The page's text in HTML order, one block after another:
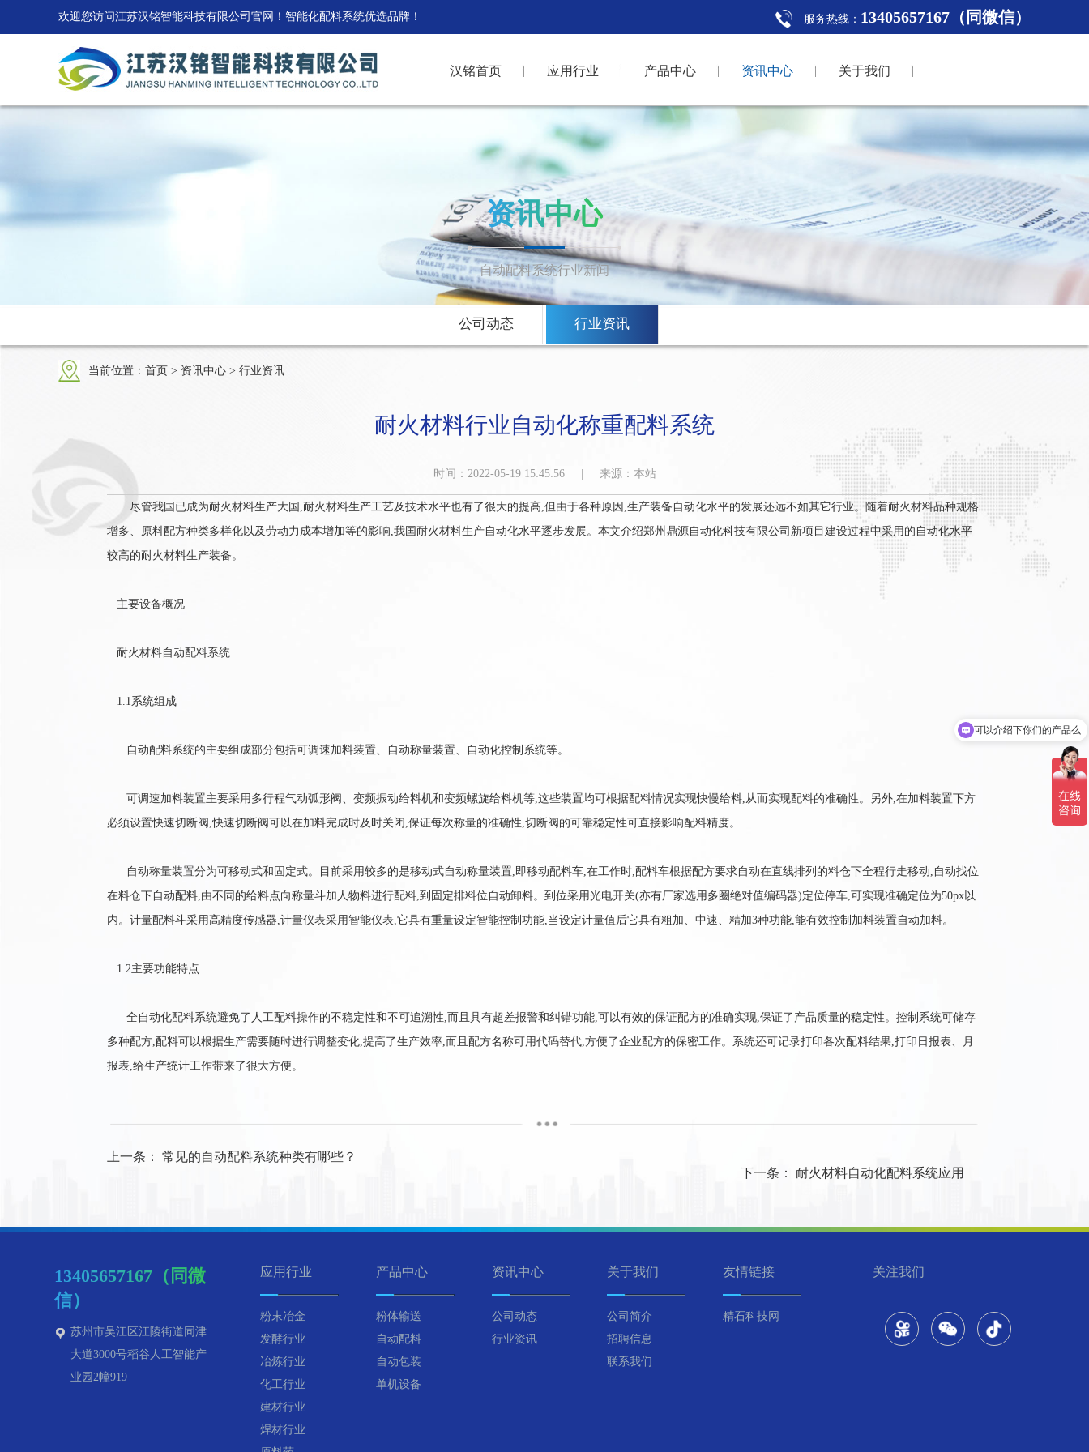
服务热线： 13405657167（同微信）
欢迎您访问江苏汉铭智能科技有限公司官网！智能化配料系统优选品牌！
汉铭首页 应用行业 产品中心 资讯中心 关于我们
资讯中心
自动配料系统行业新闻
公司动态 行业资讯
当前位置： 首页 > 资讯中心 > 行业资讯
耐火材料行业自动化称重配料系统
时间：2022-05-19 15:45:56 | 来源：本站
尽管我国已成为耐火材料生产大国,耐火材料生产工艺及技术水平也有了很大的提高,但由于各种原因,生产装备自动化水平的发展还远不如其它行业。随着耐火材料品种规格
增多、原料配方种类多样化以及劳动力成本增加等的影响,我国耐火材料生产自动化水平逐步发展。本文介绍郑州鼎源自动化科技有限公司新项目建设过程中采用的自动化水平
较高的耐火材料生产装备。
主要设备概况
耐火材料自动配料系统
1.1系统组成
自动配料系统的主要组成部分包括可调速加料装置、自动称量装置、自动化控制系统等。
可调速加料装置主要采用多行程气动弧形阀、变频振动给料机和变频螺旋给料机等,这些装置均可根据配料情况实现快慢给料,从而实现配料的准确性。另外,在加料装置下方
必须设置快速切断阀,快速切断阀可以在加料完成时及时关闭,保证每次称量的准确性,切断阀的可靠稳定性可直接影响配料精度。
自动称量装置分为可移动式和固定式。目前采用较多的是移动式自动称量装置,即移动配料车,在工作时,配料车根据配方要求自动在直线排列的料仓下全程行走移动,自动找位
在料仓下自动配料,由不同的给料点向称量斗加人物料进行配料,到固定排料位自动卸料。到位采用光电开关(亦有厂家选用多圈绝对值编码器)定位停车,可实现准确定位为50px以
内。计量配料斗采用高精度传感器,计量仪表采用智能仪表,它具有重量设定智能控制功能,当设定计量值后它具有粗加、中速、精加3种功能,能有效控制加料装置自动加料。
1.2主要功能特点
全自动化配料系统避免了人工配料操作的不稳定性和不可追溯性,而且具有超差报警和纠错功能,可以有效的保证配方的准确实现,保证了产品质量的稳定性。控制系统可储存
多种配方,配料可以根据生产需要随时进行调整变化,提高了生产效率,而且配方名称可用代码替代,方便了企业配方的保密工作。系统还可记录打印各次配料结果,打印日报表、月
报表,给生产统计工作带来了很大方便。
上一条： 常见的自动配料系统种类有哪些？
下一条：耐火材料自动化配料系统应用
13405657167（同微
信）
苏州市吴江区江陵街道同津
大道3000号稻谷人工智能产
业园2幢919
应用行业
粉末冶金
发酵行业
冶炼行业
化工行业
建材行业
焊材行业
产品中心
粉体输送
自动配料
自动包装
单机设备
资讯中心
公司动态
行业资讯
关于我们
公司简介
招聘信息
联系我们
友情链接
精石科技网
关注我们
可以介绍下你们的产品么